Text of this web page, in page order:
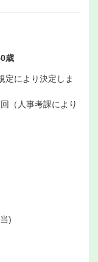
歳
定により決定しま
（人事考課により
)